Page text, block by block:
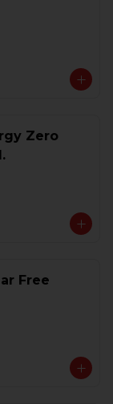
Zero
Free